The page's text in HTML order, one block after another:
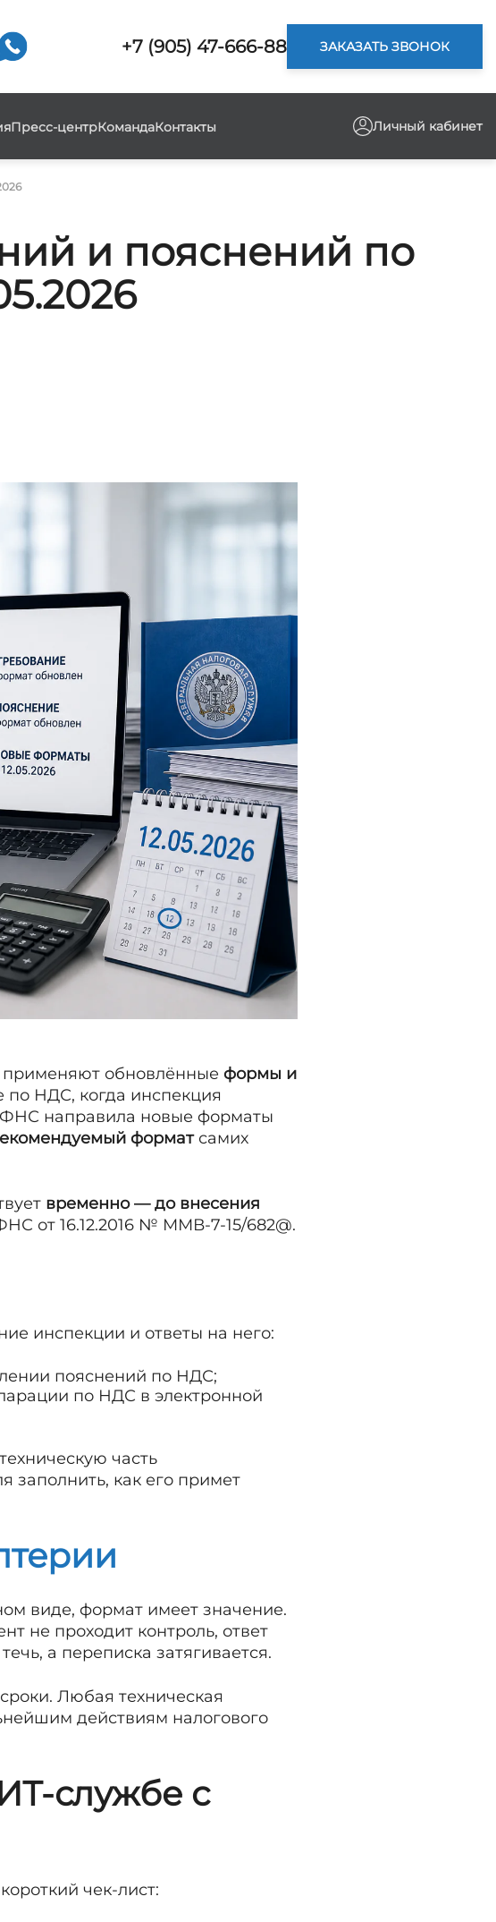
+7 (905) 47-666-88 ЗАКАЗАТЬ ЗВОНОК
Пресс-центрКомандаКонтакты Личный кабинет
и пояснений по
применяют обновлённые формы и
по НДС, когда инспекция
ФНС направила новые форматы
форматсамих
временно — до внесения
от 16.12.2016 № ММВ-7-15/682@.
инспекции и ответы на него:
пояснений по НДС;
по НДС в электронной
часть
заполнить, как его примет
виде, формат имеет значение.
не проходит контроль, ответ
а переписка затягивается.
Любая техническая
действиям налогового
службе с
чек-лист: